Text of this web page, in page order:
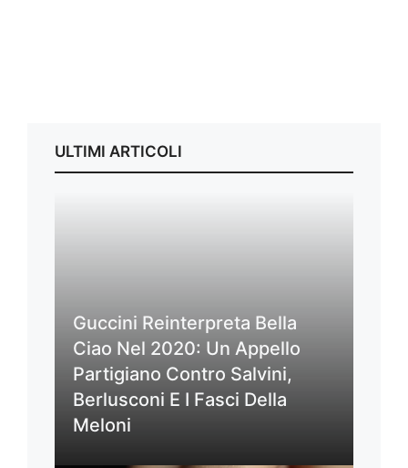
ULTIMI ARTICOLI
Guccini Reinterpreta Bella
Ciao Nel 2020: Un Appello
Partigiano Contro Salvini,
Berlusconi E I Fasci Della
Meloni